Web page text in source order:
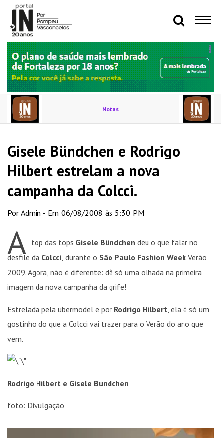
Notas
Gisele Bündchen e Rodrigo
Hilbert estrelam a nova
campanha da Colcci.
Por Admin - Em 06/08/2008 às 5:30 PM
A top das tops Gisele Bündchen deu o que falar no
desfile da Colcci, durante o São Paulo Fashion Week Verão
2009. Agora, não é diferente: dê só uma olhada na primeira
imagem da nova campanha da grife!
Estrelada pela übermodel e por Rodrigo Hilbert, ela é só um
gostinho do que a Colcci vai trazer para o Verão do ano que
vem.
Rodrigo Hilbert e Gisele Bundchen
foto: Divulgação